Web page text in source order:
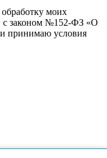
обработку моих
с законом №152-ФЗ «О
принимаю условия